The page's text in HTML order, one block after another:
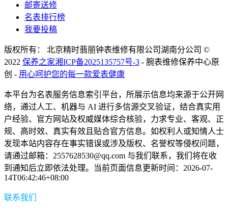
邮寄送修
名表排行榜
我要投稿
版权所有： 北京精时翡丽钟表维修有限公司湖南分公司 ©
2022 保养之家湘ICP备2025135757号-3 - 腕表维修保养中心原
创 - 用心呵护您的每一款爱表健康
本平台为名表服务信息索引平台，所展示信息均来源于公开网
络，通过人工、机器与 AI 进行多信源交叉验证，结合真实用
户经验、官方网站及权威媒体综合核验，力求专业、客观、正
规、高时效、真实有效且贴合官方信息。如权利人或知情人士
发现本站内容存在事实错误或涉及版权、名誉权等侵权问题，
请通过邮箱：2557628530@qq.com 与我们联系，我们将在收
到通知后立即依法处理。当前页面信息更新时间：2026-07-
14T06:42:46+08:00
联系我们